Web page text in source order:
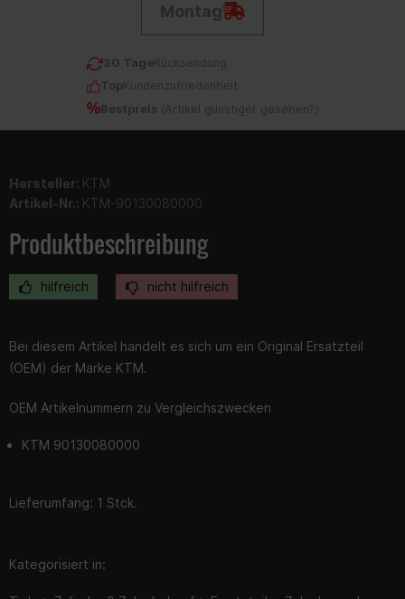
Montag
30 TageRücksendung
TopKundenzufriedenheit
Bestpreis ( Artikel günstiger gesehen? )
Hersteller: KTM
Artikel-Nr.: KTM-90130080000
Produktbeschreibung
hilfreich nicht hilfreich
Bei diesem Artikel handelt es sich um ein Original Ersatzteil
(OEM) der Marke KTM.
OEM Artikelnummern zu Vergleichszwecken
KTM 90130080000
Lieferumfang: 1 Stck.
Kategorisiert in: